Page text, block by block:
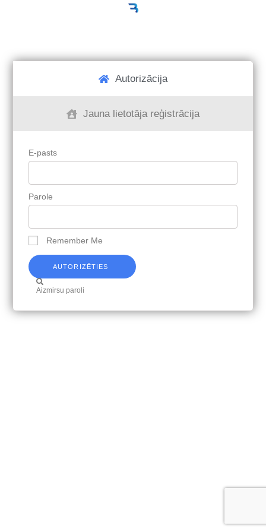
Autorizācija
Jauna lietotāja reģistrācija
E-pasts
Parole
Remember Me
AUTORIZĒTIES
Aizmirsu paroli